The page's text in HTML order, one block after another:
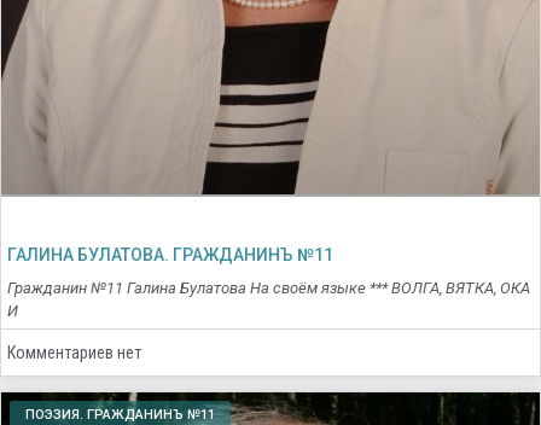
ГАЛИНА БУЛАТОВА. ГРАЖДАНИНЪ №11
Гражданин №11 Галина Булатова На своём языке *** ВОЛГА, ВЯТКА, ОКА
И
Комментариев нет
ПОЭЗИЯ. ГРАЖДАНИНЪ №11